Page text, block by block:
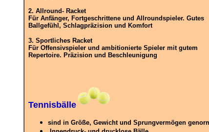
2. Allround- Racket
Für Anfänger, Fortgeschrittene und Allroundspieler. Gutes
Ballgefühl, Schlagpräzision und Komfort
3. Sportliches Racket
Für Offensivspieler und ambitionierte Spieler mit gutem
Repertoire. Präzision und Beschleunigung
Tennisbälle
sind in Größe, Gewicht und Sprungvermögen